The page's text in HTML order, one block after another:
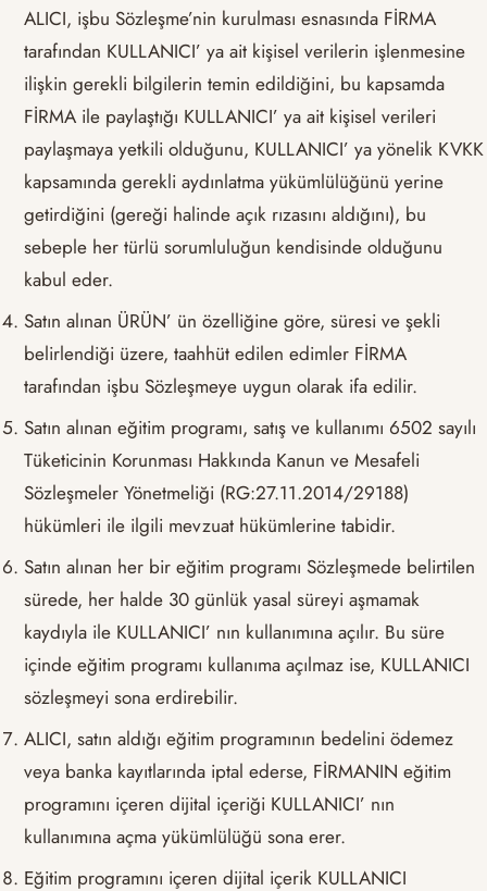
ALICI, işbu Sözleşme’nin kurulması esnasında FİRMA
tarafından KULLANICI’ ya ait kişisel verilerin işlenmesine
ilişkin gerekli bilgilerin temin edildiğini, bu kapsamda
FİRMA ile paylaştığı KULLANICI’ ya ait kişisel verileri
paylaşmaya yetkili olduğunu, KULLANICI’ ya yönelik KVKK
kapsamında gerekli aydınlatma yükümlülüğünü yerine
getirdiğini (gereği halinde açık rızasını aldığını), bu
sebeple her türlü sorumluluğun kendisinde olduğunu
kabul eder.
Satın alınan ÜRÜN’ ün özelliğine göre, süresi ve şekli
belirlendiği üzere, taahhüt edilen edimler FİRMA
tarafından işbu Sözleşmeye uygun olarak ifa edilir.
Satın alınan eğitim programı, satış ve kullanımı 6502 sayılı
Tüketicinin Korunması Hakkında Kanun ve Mesafeli
Sözleşmeler Yönetmeliği (RG:27.11.2014/29188)
hükümleri ile ilgili mevzuat hükümlerine tabidir.
Satın alınan her bir eğitim programı Sözleşmede belirtilen
sürede, her halde 30 günlük yasal süreyi aşmamak
kaydıyla ile KULLANICI’ nın kullanımına açılır. Bu süre
içinde eğitim programı kullanıma açılmaz ise, KULLANICI
sözleşmeyi sona erdirebilir.
ALICI, satın aldığı eğitim programının bedelini ödemez
veya banka kayıtlarında iptal ederse, FİRMANIN eğitim
programını içeren dijital içeriği KULLANICI’ nın
kullanımına açma yükümlülüğü sona erer.
Eğitim programını içeren dijital içerik KULLANICI